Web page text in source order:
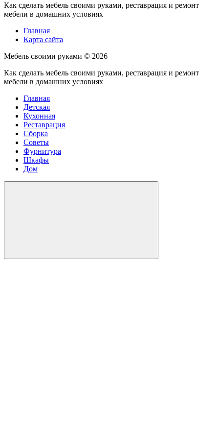
Как сделать мебель своими руками, реставрация и ремонт
мебели в домашних условиях
Главная
Карта сайта
Мебель своими руками © 2026
Как сделать мебель своими руками, реставрация и ремонт
мебели в домашних условиях
Главная
Детская
Кухонная
Реставрация
Сборка
Советы
Фурнитура
Шкафы
Дом